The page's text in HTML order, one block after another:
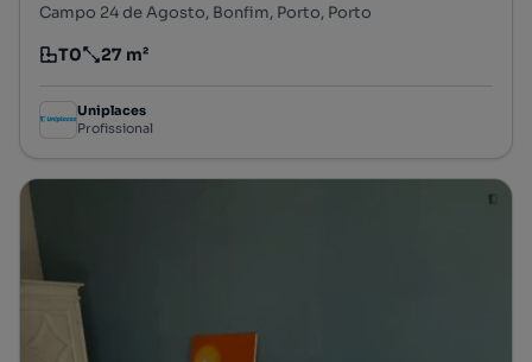
Campo 24 de Agosto, Bonfim, Porto, Porto
Tipologia
T0
Preço por metro quadrado
27 m²
Uniplaces
Profissional